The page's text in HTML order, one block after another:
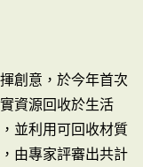
創意，於今年首次
資源回收於生活
並利用可回收材質
由專家評審出共計